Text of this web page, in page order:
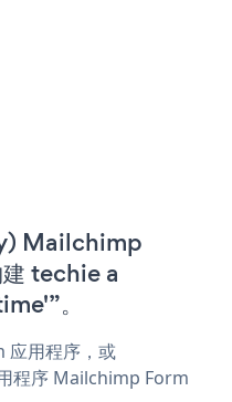
Mailchimp
techie a
。
应用程序，或
程序 Mailchimp Form